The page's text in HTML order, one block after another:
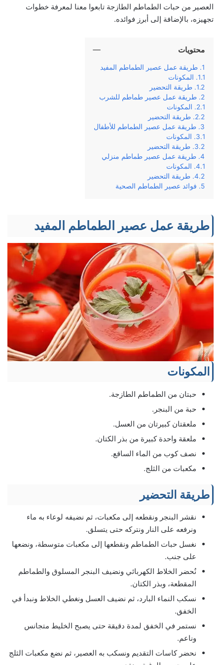
العصير من حبات الطماطم الطازجة تابعوا معنا لمعرفة خطوات
تجهيزه، بالإضافة إلى أبرز فوائده.
محتويات
طريقة عمل عصير الطماطم المفيد
المكونات
طريقة التحضير
طريقة عمل عصير طماطم للشرب
المكونات
طريقة التحضير
طريقة عمل عصير الطماطم للأطفال
المكونات
طريقة التحضير
طريقة عمل عصير طماطم منزلي
المكونات
طريقة التحضير
فوائد عصير الطماطم الصحية
طريقة عمل عصير الطماطم المفيد
المكونات
حبتان من الطماطم الطازجة.
حبة من البنجر.
ملعقتان كبيرتان من العسل.
ملعقة واحدة كبيرة من بذر الكتان.
نصف كوب من الماء الساقع.
مكعبات من الثلج.
طريقة التحضير
نقشر البنجر ونقطعه إلى مكعبات، ثم نضيفه لوعاء به ماء
ونرفعه على النار ونتركه حتى يتسلق.
نغسل حبات الطماطم ونقطعها إلى مكعبات متوسطة، ونضعها
على جنب.
نُحضر الخلاط الكهربائي ونضيف البنجر المسلوق والطماطم
المقطعة، وبذر الكتان.
نسكب النماء البارد، ثم نضيف العسل ونغطي الخلاط ونبدأ في
الخفق.
نستمر في الخفق لمدة دقيقة حتى يصبح الخليط متجانس
وناعم.
نحضر كاسات التقديم ونسكب به العصير، ثم نضع مكعبات الثلج